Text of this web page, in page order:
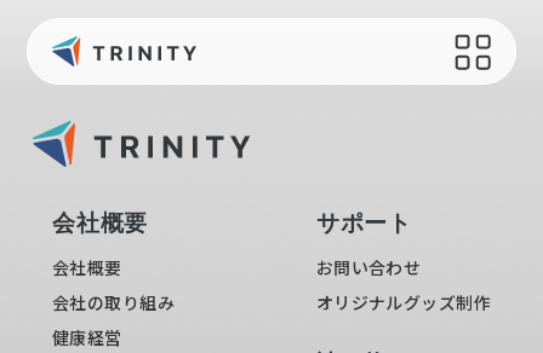
会社概要
健康経営
えるぼし認定
読み物
会社概要
会社概要
会社の取り組み
健康経営
サポート
お問い合わせ
オリジナルグッズ制作